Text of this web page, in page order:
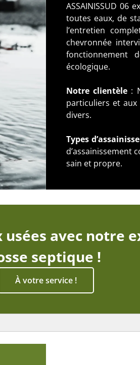
ASSAINISSUD 06
toutes eaux, de
l’entretien
chevronnée
fonctionnement
écologique.
Notre clientèle :
particuliers et
divers.
Types
d’assainissement
sain et propre.
avec notre
septique !
À votre service !